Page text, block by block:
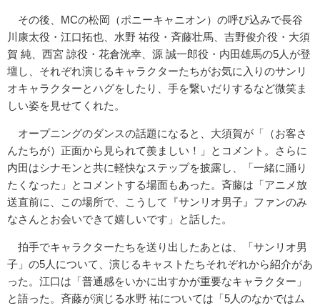
その後、MCの松岡（ポニーキャニオン）の呼び込みで長谷
川康太役・江口拓也、水野 祐役・斉藤壮馬、吉野俊介役・大須
賀 純、西宮 諒役・花倉洸幸、源 誠一郎役・内田雄馬の5人が登
壇し、それぞれ演じるキャラクターたちがお気に入りのサンリ
オキャラクターとハグをしたり、手を繋いだりするなど微笑ま
しい姿を見せてくれた。
オープニングのダンスの話題になると、大須賀が「（お客さ
んたちが）正面から見られて羨ましい！」とコメント。さらに
内田はシナモンと共に軽快なステップを披露し、「一緒に踊り
たくなった」
とコメントする場面もあった。斉藤は「アニメ放
送直前に、
この場所で、こうして『サンリオ男子』ファンのみ
なさんとお会いできて嬉しいです」と話した。
拍手でキャラクターたちを送り出したあとは、「サンリオ男
子」の5人について、演じるキャストたちそれぞれから紹介があ
った。江口は「普通感をいかに出すかが重要なキャラクター」
と語った。斉藤が演じる水野 祐については「5人のなかではム